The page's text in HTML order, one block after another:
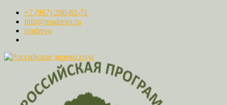
+7 (967) 290-82-71
info@rosdrevo.ru
rosdrevo